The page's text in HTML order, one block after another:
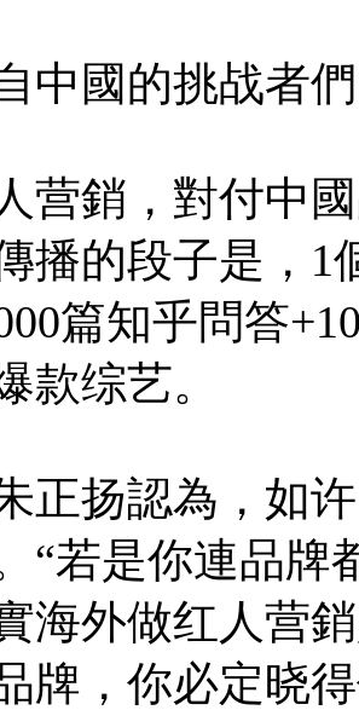
中國的挑战者們
营銷，對付中
播的段子是，1
篇知乎問答
款综艺。
正扬認為，如
“若是你連品牌
海外做红人营
牌，你必定晓